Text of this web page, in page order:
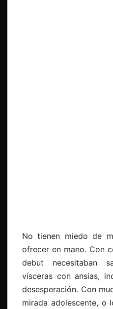
No tienen miedo de
ofrecer en mano. Con
debut necesitaban
vísceras con ansias,
desesperación. Con
mirada adolescente, o